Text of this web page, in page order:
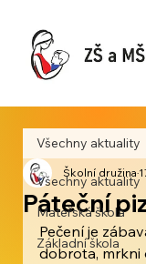
Všechny aktuality
Mateřská škola
Základní škola
Všechny aktuality
Páteční
Školní družina
Pečení je
dobrota, mrkni